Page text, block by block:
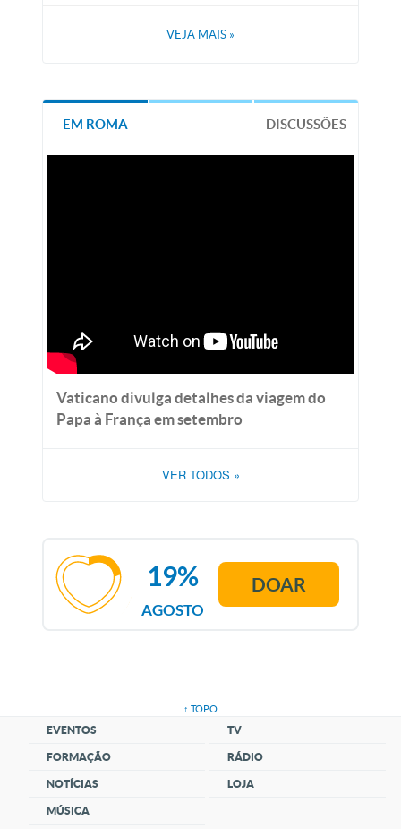
VEJA MAIS »
EM ROMA DISCUSSÕES
Vaticano divulga detalhes da viagem do
Papa à França em setembro
VER TODOS »
AGOSTO
19% DOAR
↑ TOPO
EVENTOS
FORMAÇÃO
NOTÍCIAS
MÚSICA
TV
RÁDIO
LOJA